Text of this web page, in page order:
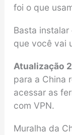
foi o que
Basta
que você vai
Atualização
para a China
acessar as
com VPN.
Muralha da